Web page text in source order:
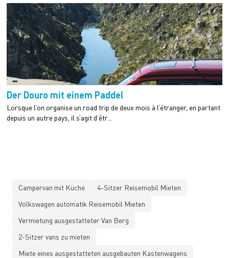
Der Douro mit einem Paddel
Lorsque l’on organise un road trip de deux mois à l’étranger, en partant
depuis un autre pays, il s’agit d’êtr...
Campervan mit Küche
4-Sitzer Reisemobil Mieten
Volkswagen automatik Reisemobil Mieten
Vermietung ausgestatteter Van Berg
2-Sitzer vans zu mieten
Miete eines ausgestatteten ausgebauten Kastenwagens